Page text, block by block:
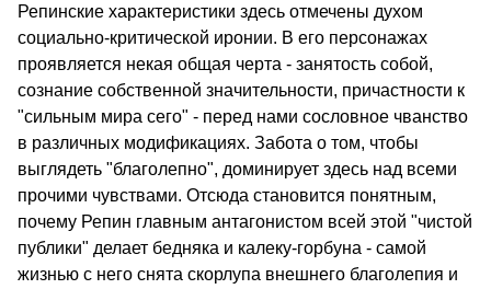
Репинские характеристики здесь отмечены духом
социально-критической иронии. В его персонажах
проявляется некая общая черта - занятость собой,
сознание собственной значительности, причастности к
"сильным мира сего" - перед нами сословное чванство
в различных модификациях. Забота о том, чтобы
выглядеть "благолепно", доминирует здесь над всеми
прочими чувствами. Отсюда становится понятным,
почему Репин главным антагонистом всей этой "чистой
публики" делает бедняка и калеку-горбуна - самой
жизнью с него снята скорлупа внешнего благолепия и